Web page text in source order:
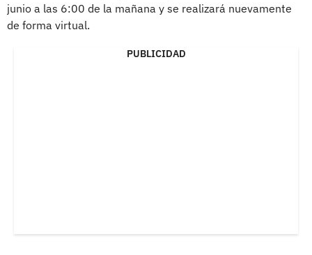
junio a las 6:00 de la mañana y se realizará nuevamente
de forma virtual.
PUBLICIDAD